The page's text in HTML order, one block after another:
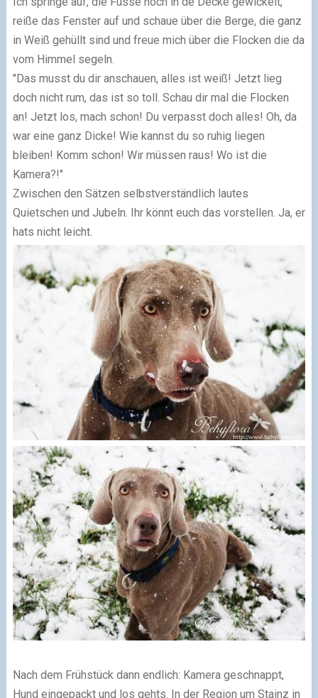
reiße das Fenster auf und schaue über die Berge, die ganz
in Weiß gehüllt sind und freue mich über die Flocken die da
vom Himmel segeln.
"Das musst du dir anschauen, alles ist weiß! Jetzt lieg
doch nicht rum, das ist so toll. Schau dir mal die Flocken
an! Jetzt los, mach schon! Du verpasst doch alles! Oh, da
war eine ganz Dicke! Wie kannst du so ruhig liegen
bleiben! Komm schon! Wir müssen raus! Wo ist die
Kamera?!"
Zwischen den Sätzen selbstverständlich lautes
Quietschen und Jubeln. Ihr könnt euch das vorstellen. Ja, er
hats nicht leicht.
Nach dem Frühstück dann endlich: Kamera geschnappt,
Hund eingepackt und los gehts. In der Region um Stainz in